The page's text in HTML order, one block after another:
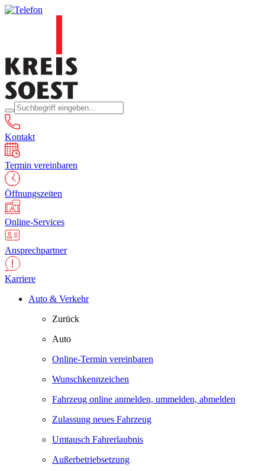
Kontakt
Termin vereinbaren
Öffnungszeiten
Online-Services
Ansprechpartner
Karriere
Auto & Verkehr
Zurück
Auto
Online-Termin vereinbaren
Wunschkennzeichen
Fahrzeug online anmelden, ummelden, abmelden
Zulassung neues Fahrzeug
Umtausch Fahrerlaubnis
Außerbetriebsetzung